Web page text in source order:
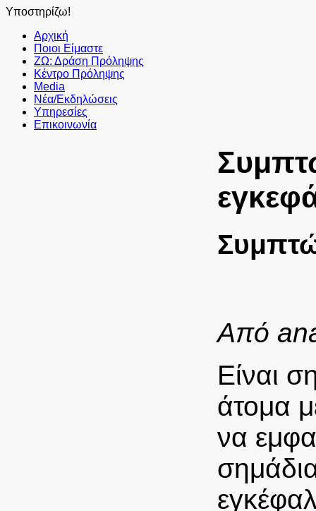
Υποστηρίζω!
Αρχική
Ποιοι Είμαστε
ΖΩ: Δράση Πρόληψης
Κέντρο Πρόληψης
Media
Νέα/Εκδηλώσεις
Υπηρεσίες
Επικοινωνία
Από
Είναι
άτομα
να